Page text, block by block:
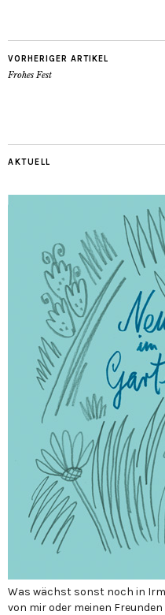
VORHERIGER ARTIKEL
Frohes Fest
AKTUELL
Was wächst sonst noch in
von mir oder meinen Freunden